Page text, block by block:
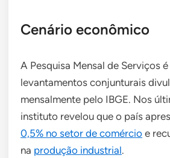
Cenário econômico
A Pesquisa Mensal de Serviços
levantamentos conjunturais
mensalmente pelo IBGE. Nos
instituto revelou que o país
0,5% no setor de comércio e
na produção industrial.